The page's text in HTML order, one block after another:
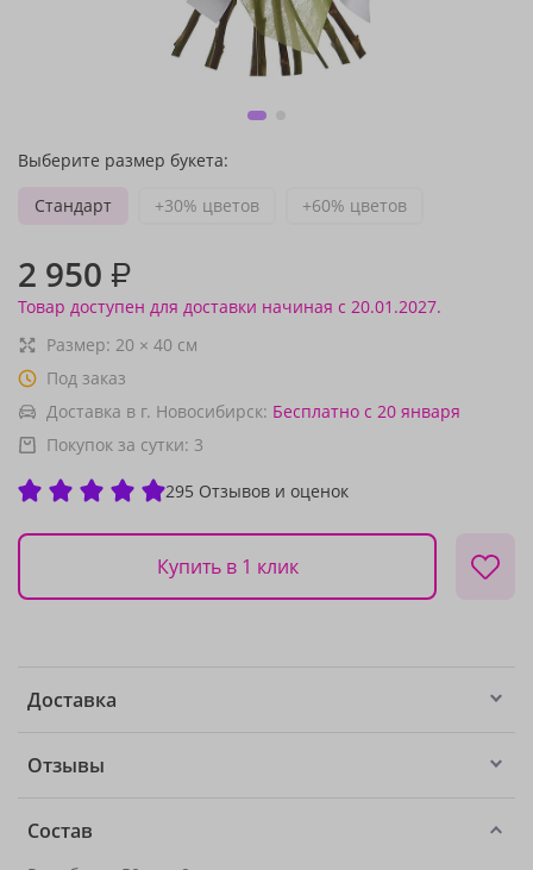
Выберите размер букета:
Стандарт
+30% цветов +60% цветов
2 950 ₽
Товар доступен для доставки начиная с 20.01.2027.
Размер: 20 × 40 см
Под заказ
Доставка в г. Новосибирск: Бесплатно с 20 января
Покупок за сутки: 3
295 Отзывов и оценок
Купить в 1 клик
Доставка
Отзывы
Состав